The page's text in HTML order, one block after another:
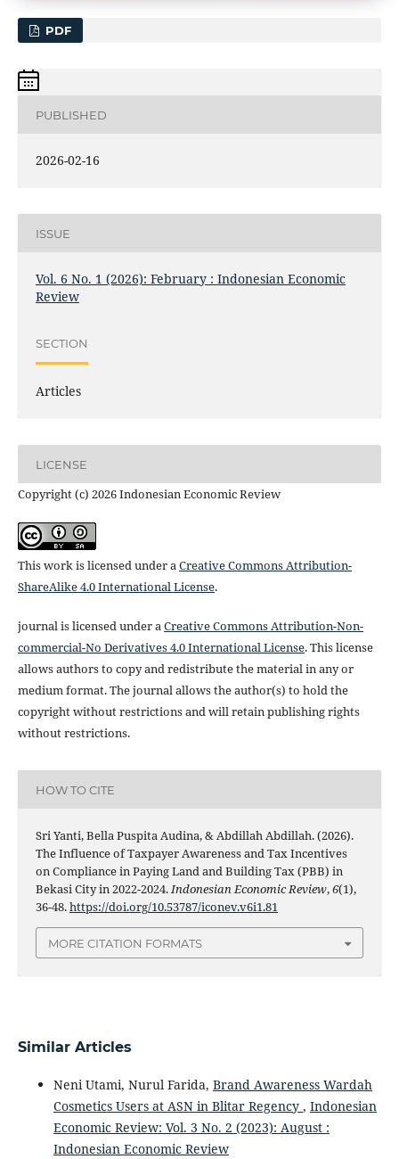
PDF
PUBLISHED
2026-02-16
ISSUE
Vol. 6 No. 1 (2026): February : Indonesian Economic
Review
SECTION
Articles
LICENSE
Copyright (c) 2026 Indonesian Economic Review
This work is licensed under aCreative Commons Attribution-
ShareAlike 4.0 International License.
journal is licensed under aCreative Commons Attribution-Non-
commercial-No Derivatives 4.0 International License. This license
allows authors to copy and redistribute the material in any or
medium format. The journal allows the author(s) to hold the
copyright without restrictions and will retain publishing rights
without restrictions.
HOW TO CITE
Sri Yanti, Bella Puspita Audina, & Abdillah Abdillah. (2026).
The Influence of Taxpayer Awareness and Tax Incentives
on Compliance in Paying Land and Building Tax (PBB) in
Bekasi City in 2022-2024.Indonesian Economic Review,6(1),
36-48.https://doi.org/10.53787/iconev.v6i1.81
MORE CITATION FORMATS
Similar Articles
Neni Utami, Nurul Farida, Brand Awareness Wardah
Cosmetics Users at ASN in Blitar Regency , Indonesian
Economic Review: Vol. 3 No. 2 (2023): August :
Indonesian Economic Review